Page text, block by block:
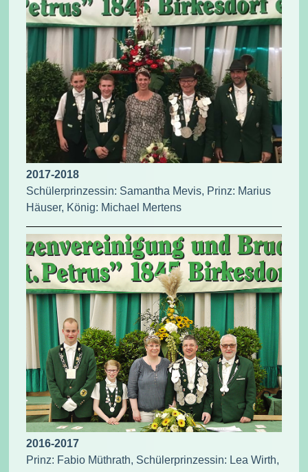
2017-2018
Schülerprinzessin: Samantha Mevis, Prinz: Marius
Häuser, König: Michael Mertens
2016-2017
Prinz: Fabio Müthrath, Schülerprinzessin: Lea Wirth,